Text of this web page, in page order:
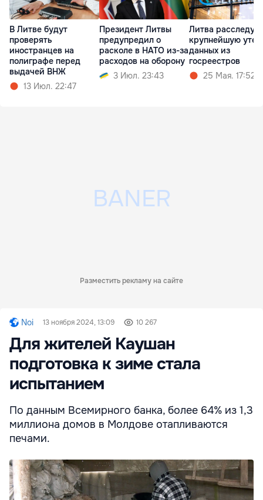
В Литве будут
проверять
иностранцев на
полиграфе перед
выдачей ВНЖ
13 Июл. 22:47
Президент Литвы
предупредил о
расколе в НАТО из-за
расходов на оборону
3 Июл. 23:43
Литва расследует
крупнейшую
данных из
госреестров
25 Мая. 17:52
Разместить рекламу на сайте
Noi 13 ноября 2024, 13:09 10 267
Для жителей Каушан
подготовка к зиме стала
испытанием
По данным Всемирного банка, более 64% из 1,3
миллиона домов в Молдове отапливаются
печами.